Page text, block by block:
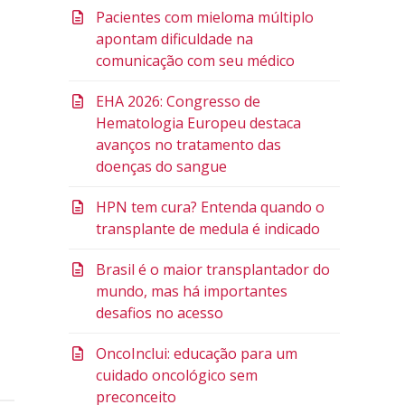
Pacientes com mieloma múltiplo
apontam dificuldade na
comunicação com seu médico
EHA 2026: Congresso de
Hematologia Europeu destaca
avanços no tratamento das
doenças do sangue
HPN tem cura? Entenda quando o
transplante de medula é indicado
Brasil é o maior transplantador do
mundo, mas há importantes
desafios no acesso
OncoInclui: educação para um
cuidado oncológico sem
preconceito